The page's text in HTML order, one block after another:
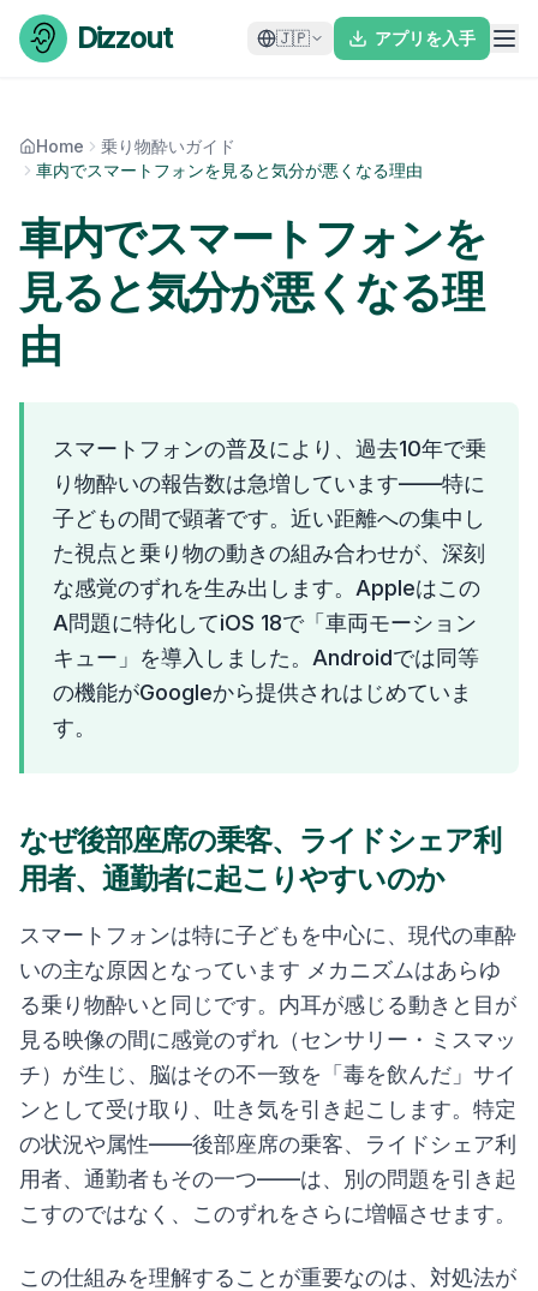
Skip to content
Dizzout 🇯🇵 アプリを入手
Home
乗り物酔いガイド
車内でスマートフォンを見ると気分が悪くなる理由
車内でスマートフォンを
見ると気分が悪くなる理
由
スマートフォンの普及により、過去10年で乗
り物酔いの報告数は急増しています——特に
子どもの間で顕著です。近い距離への集中し
た視点と乗り物の動きの組み合わせが、深刻
な感覚のずれを生み出します。Appleはこの
A問題に特化してiOS 18で「車両モーション
キュー」を導入しました。Androidでは同等
の機能がGoogleから提供されはじめていま
す。
なぜ後部座席の乗客、ライドシェア利
用者、通勤者に起こりやすいのか
スマートフォンは特に子どもを中心に、現代の車酔
いの主な原因となっています メカニズムはあらゆ
る乗り物酔いと同じです。内耳が感じる動きと目が
見る映像の間に感覚のずれ（センサリー・ミスマッ
チ）が生じ、脳はその不一致を「毒を飲んだ」サイ
ンとして受け取り、吐き気を引き起こします。特定
の状況や属性——後部座席の乗客、ライドシェア利
用者、通勤者もその一つ——は、別の問題を引き起
こすのではなく、このずれをさらに増幅させます。
この仕組みを理解することが重要なのは、対処法が